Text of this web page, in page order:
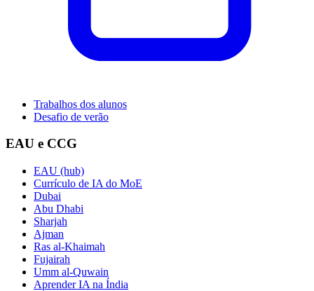
Trabalhos dos alunos
Desafio de verão
EAU e CCG
EAU (hub)
Currículo de IA do MoE
Dubai
Abu Dhabi
Sharjah
Ajman
Ras al-Khaimah
Fujairah
Umm al-Quwain
Aprender IA na Índia